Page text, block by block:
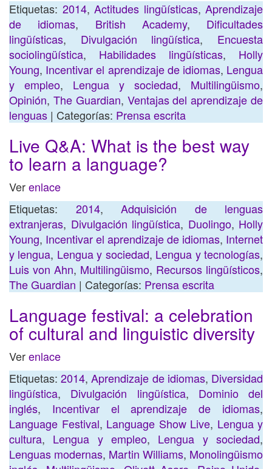
Etiquetas: 2014, Actitudes lingüísticas, Aprendizaje
de idiomas, British Academy, Dificultades
lingüísticas, Divulgación lingüística, Encuesta
sociolingüística, Habilidades lingüísticas, Holly
Young, Incentivar el aprendizaje de idiomas, Lengua
y empleo, Lengua y sociedad, Multilingüismo,
Opinión, The Guardian, Ventajas del aprendizaje de
lenguas | Categorías: Prensa escrita
Live Q&A: What is the best way
to learn a language?
Verenlace
Etiquetas: 2014, Adquisición de lenguas
extranjeras, Divulgación lingüística, Duolingo, Holly
Young, Incentivar el aprendizaje de idiomas, Internet
y lengua, Lengua y sociedad, Lengua y tecnologías,
Luis von Ahn, Multilingüismo, Recursos lingüísticos,
The Guardian | Categorías: Prensa escrita
Language festival: a celebration
of cultural and linguistic diversity
Verenlace
Etiquetas:2014,Aprendizaje de idiomas, Diversidad
lingüística, Divulgación lingüística, Dominio del
inglés, Incentivar el aprendizaje de idiomas,
Language Festival, Language Show Live, Lengua y
cultura, Lengua y empleo, Lengua y sociedad,
Lenguas modernas, Martin Williams, Monolingüismo